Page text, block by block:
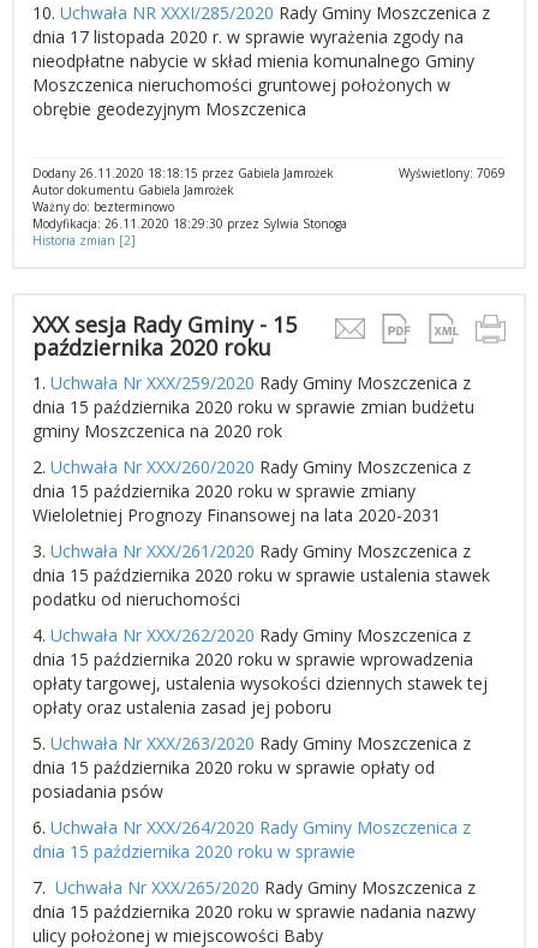
10. Uchwała NR XXXI/285/2020 Rady Gminy Moszczenica z
dnia 17 listopada 2020 r. w sprawie wyrażenia zgody na
nieodpłatne nabycie w skład mienia komunalnego Gminy
Moszczenica nieruchomości gruntowej położonych w
obrębie geodezyjnym Moszczenica
Wyświetlony: 7069
Dodany 26.11.2020 18:18:15 przez Gabiela Jamrożek
Autor dokumentu Gabiela Jamrożek
Ważny do: bezterminowo
Modyfikacja: 26.11.2020 18:29:30 przez Sylwia Stonoga
Historia zmian [2]
XXX sesja Rady Gminy - 15
października 2020 roku
1. Uchwała Nr XXX/259/2020 Rady Gminy Moszczenica z
dnia 15 października 2020 roku w sprawie zmian budżetu
gminy Moszczenica na 2020 rok
2. Uchwała Nr XXX/260/2020 Rady Gminy Moszczenica z
dnia 15 października 2020 roku w sprawie zmiany
Wieloletniej Prognozy Finansowej na lata 2020-2031
3. Uchwała Nr XXX/261/2020 Rady Gminy Moszczenica z
dnia 15 października 2020 roku w sprawie ustalenia stawek
podatku od nieruchomości
4. Uchwała Nr XXX/262/2020 Rady Gminy Moszczenica z
dnia 15 października 2020 roku w sprawie wprowadzenia
opłaty targowej, ustalenia wysokości dziennych stawek tej
opłaty oraz ustalenia zasad jej poboru
5. Uchwała Nr XXX/263/2020 Rady Gminy Moszczenica z
dnia 15 października 2020 roku w sprawie opłaty od
posiadania psów
6. Uchwała Nr XXX/264/2020 Rady Gminy Moszczenica z
dnia 15 października 2020 roku w sprawie
7. Uchwała Nr XXX/265/2020 Rady Gminy Moszczenica z
dnia 15 października 2020 roku w sprawie nadania nazwy
ulicy położonej w miejscowości Baby